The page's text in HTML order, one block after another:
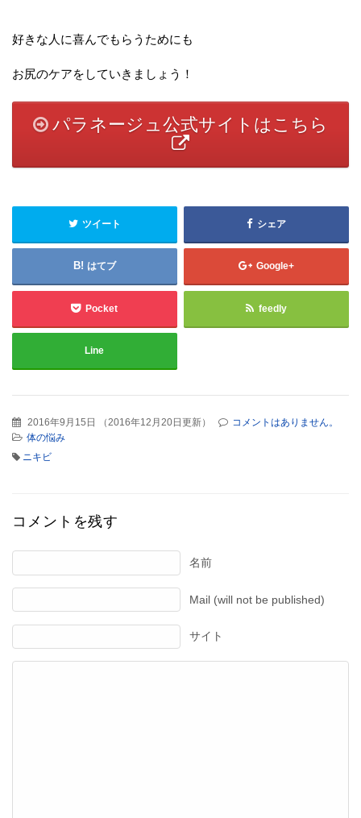
好きな人に喜んでもらうためにも
お尻のケアをしていきましょう！
パラネージュ公式サイトはこちら
ツイート シェア
はてブ Google+
Pocket feedly
Line
2016年9月15日 （ 2016年12月20日更新）
コメントはありません。
体の悩み
ニキビ
コメントを残す
名前
Mail (will not be published)
サイト